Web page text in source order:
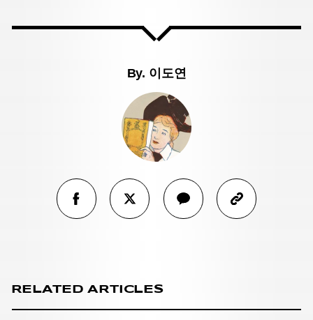
By. 이도연
RELATED ARTICLES